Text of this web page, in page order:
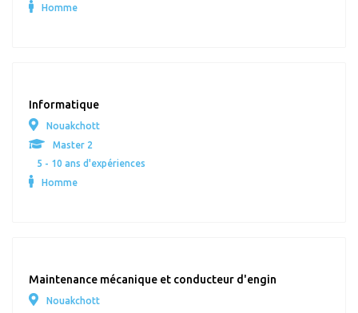
Homme
Informatique
Nouakchott
Master 2
5 - 10 ans d'expériences
Homme
Maintenance mécanique et conducteur d'engin
Nouakchott